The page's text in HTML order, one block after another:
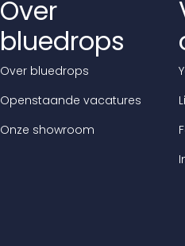
Over
bluedrops
Over bluedrops
Openstaande vacatures
Onze showroom